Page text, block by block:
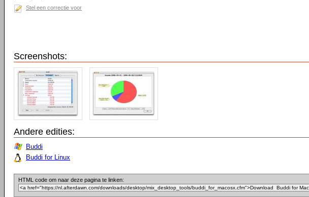
Stel een correctie voor
Screenshots:
Andere edities:
Buddi
Buddi for Linux
HTML code om naar deze pagina te linken: